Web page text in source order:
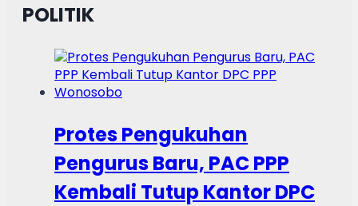
POLITIK
Protes Pengukuhan
Pengurus Baru, PAC PPP
Kembali Tutup Kantor DPC